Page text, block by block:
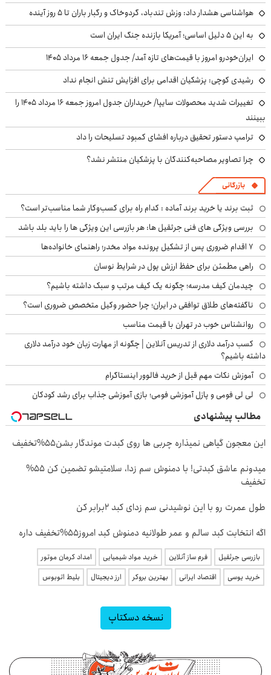
هواشناسی هشدار داد: وزش تندباد، گردوخاک و رگبار باران تا ۵ روز آینده
به این ۵ دلیل اساسی؛ آمریکا بازنده جنگ ایران است
ایران‌خودرو امروز با قیمت‌های تازه آمد/ جدول جمعه ۱۶ مرداد ۱۴۰۵
رشیدی کوچی: پزشکیان اقدامی برای افزایش تنش انجام نداد
تغییرات شدید محصولات سایپا/ خریداران جدول امروز جمعه ۱۶ مرداد ۱۴۰۵ را
ببینند
ترامپ دستور تحقیق درباره افشای کمبود تسلیحات را داد
چرا تصاویر مصاحبه‌کنندگان با پزشکیان منتشر نشد؟
بازرگانی
ثبت برند یا خرید برند آماده : کدام راه برای کسب‌وکار شما مناسب‌تر است؟
بررسی ویژگی های فنی جرثقیل ها: هر بازرسی این ویژگی ها را باید بلد باشد
۷ اقدام ضروری پس از تشکیل پرونده مواد مخدر؛ راهنمای خانواده‌ها
راهی مطمئن برای حفظ ارزش پول در شرایط نوسان
چیدمان کیف مدرسه؛ چگونه یک کیف مرتب و سبک داشته باشیم؟
ناگفته‌های طلاق توافقی در ایران؛ چرا حضور وکیل متخصص ضروری است؟
روانشناس خوب در تهران با قیمت مناسب
کسب درآمد دلاری از تدریس آنلاین | چگونه از مهارت زبان خود درآمد دلاری
داشته باشیم؟
آموزش نکات مهم قبل از خرید فالوور اینستاگرام
لی لی فومی و پازل آموزشی فومی؛ بازی آموزشی جذاب برای رشد کودکان
مطالب پیشنهادی
این معجون گیاهی نمیذاره چربی ها روی کبدت موندگار بشن55%تخفیف
میدونم عاشق کبدتی! با دمنوش سم زدا، سلامتیشو تضمین کن 55%
تخفیف
طول عمرت رو با این نوشیدنی سم زدای کبد 2برابر کن
اگه انتخابت کبد سالم و عمر طولانیه دمنوش کبد امروز55%تخفیف داره
بازرسی جرثقیل فرم ساز آنلاین خرید مواد شیمیایی
امداد کرمان موتور
خرید یوسی
اقتصاد ایرانی بهترین بروکر ارز دیجیتال بلیط اتوبوس
نسخه دسکتاپ